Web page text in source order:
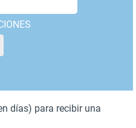
días) para recibir una